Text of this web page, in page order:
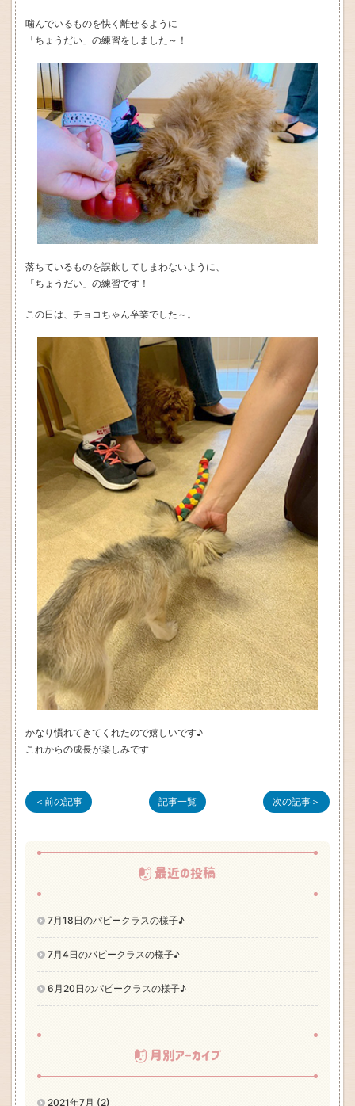
噛んでいるものを快く離せるように
「ちょうだい」の練習をしました～！
落ちているものを誤飲してしまわないように、
「ちょうだい」の練習です！
この日は、チョコちゃん卒業でした～。
かなり慣れてきてくれたので嬉しいです♪
これからの成長が楽しみです
＜前の記事 記事一覧 次の記事＞
最近の投稿
7月18日のパピークラスの様子♪
7月4日のパピークラスの様子♪
6月20日のパピークラスの様子♪
月別アーカイブ
2021年7月 (2)